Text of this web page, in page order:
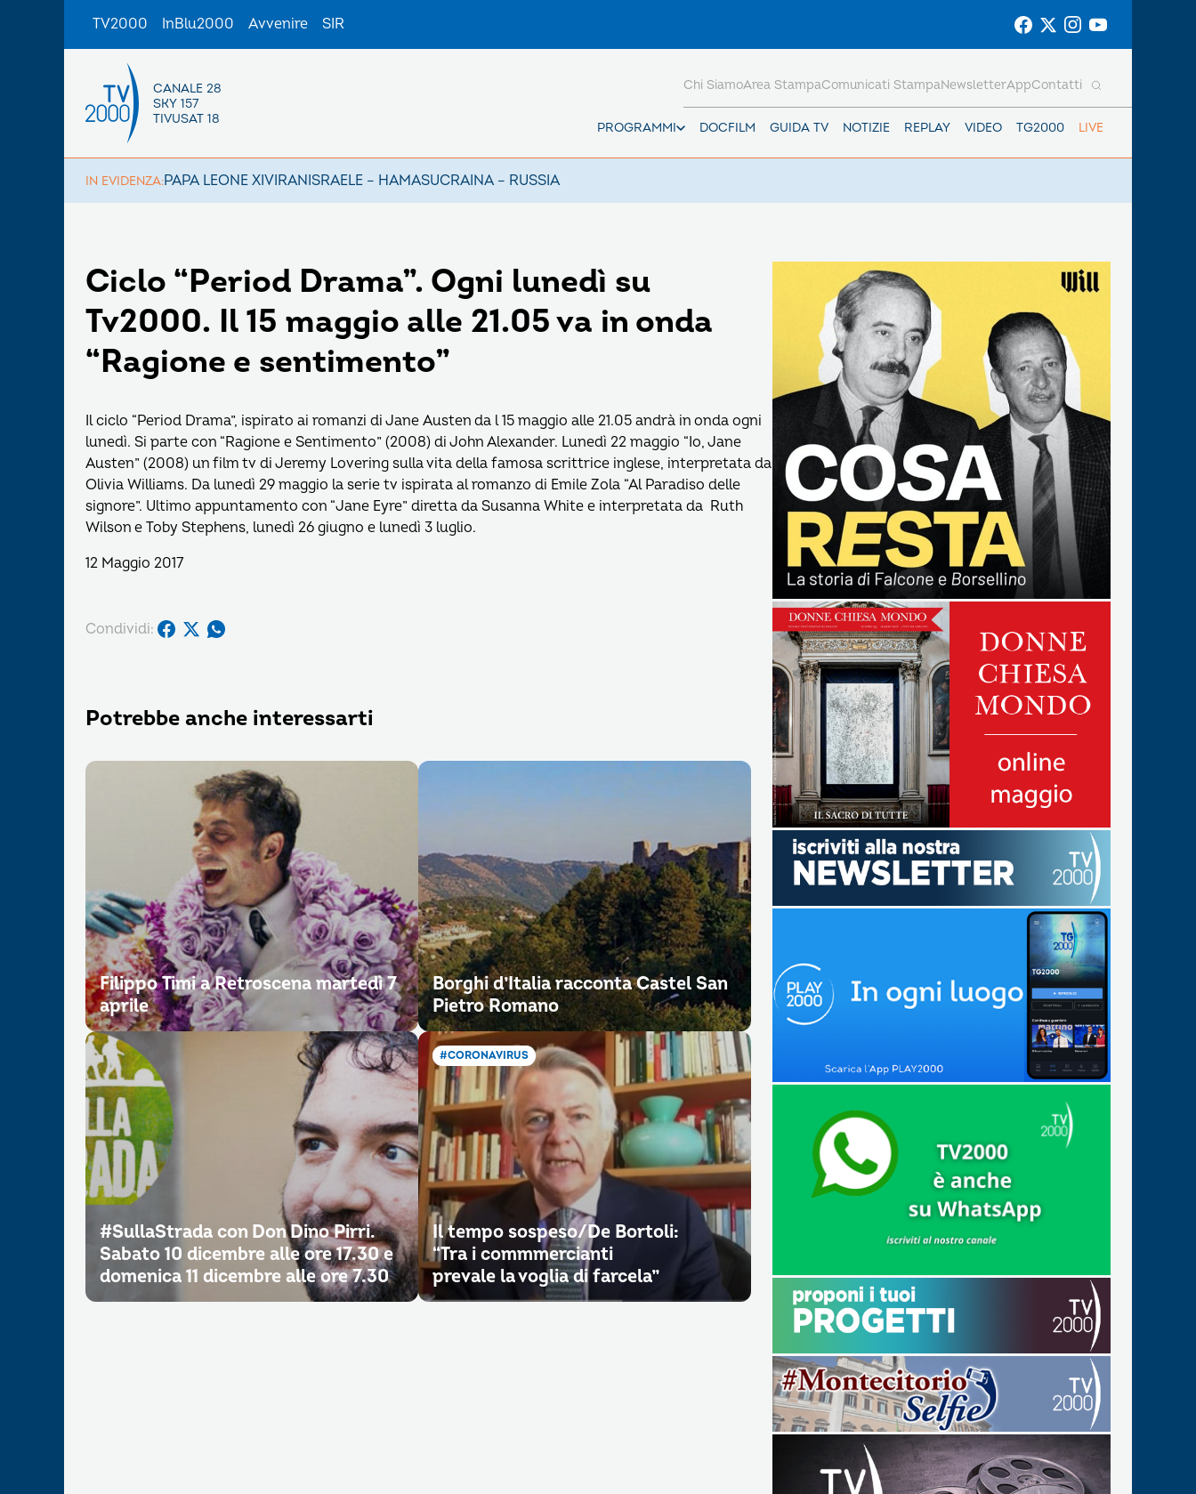
TV2000 InBlu2000 Avvenire SIR
CANALE 28
SKY 157
TIVUSAT 18
PROGRAMMI DOCFILM GUIDA TV NOTIZIE REPLAY VIDEO TG2000 LIVE
Chi SiamoArea StampaComunicati StampaNewsletterAppContatti
IN EVIDENZA:PAPA LEONE XIVIRANISRAELE – HAMASUCRAINA – RUSSIA
Ciclo “Period Drama”. Ogni lunedì su
Tv2000. Il 15 maggio alle 21.05 va in onda
“Ragione e sentimento”
Il ciclo “Period Drama”, ispirato ai romanzi di Jane Austen da l 15 maggio alle 21.05 andrà in onda ogni
lunedì. Si parte con “Ragione e Sentimento” (2008) di John Alexander. Lunedì 22 maggio “Io, Jane
Austen” (2008) un film tv di Jeremy Lovering sulla vita della famosa scrittrice inglese, interpretata da
Olivia Williams. Da lunedì 29 maggio la serie tv ispirata al romanzo di Emile Zola “Al Paradiso delle
signore”. Ultimo appuntamento con “Jane Eyre” diretta da Susanna White e interpretata da Ruth
Wilson e Toby Stephens, lunedì 26 giugno e lunedì 3 luglio.
12 Maggio 2017
Condividi:
Potrebbe anche interessarti
Filippo Timi a Retroscena martedì 7
aprile
Borghi d’Italia racconta Castel San
Pietro Romano
#SullaStrada con Don Dino Pirri.
Sabato 10 dicembre alle ore 17.30 e
domenica 11 dicembre alle ore 7.30
#CORONAVIRUS
Il tempo sospeso/De Bortoli:
“Tra i commmercianti
prevale la voglia di farcela”